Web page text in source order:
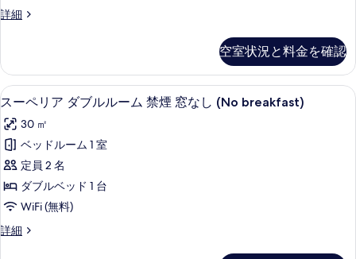
を
す
る
ム
煙
窓
な
し
の
す
べ
て
の
詳細
フ
ー
ル
ー
禁
煙
窓
な
し
の
詳
細
空室状況と料金を確認
ス
ー
ペ
リ
ア
ダ
ル
羽毛の掛け布団、セーフティボック
7
スーペリア ダブルルーム 禁煙 窓なし (No breakfast)
30 ㎡
ベッドルーム 1 室
定員 2 名
ダブルベッド 1 台
WiFi (無料)
詳細
ス